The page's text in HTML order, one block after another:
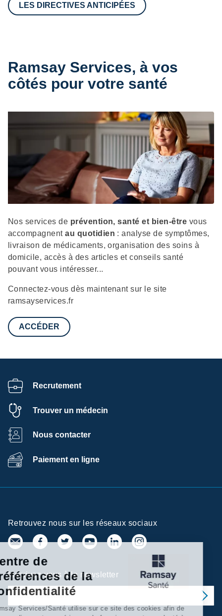
LES DIRECTIVES ANTICIPÉES
Ramsay Services, à vos
côtés pour votre santé
Description
Nos services de prévention, santé et bien-être vous
accompagnentau quotidien : analyse de symptômes,
livraison de médicaments, organisation des soins à
domicile, accès à des articles et conseils santé
pouvant vous intéresser...
Connectez-vous dès maintenant sur le site
ramsayservices.fr
ACCÉDER
Recrutement
Trouver un médecin
Nous contacter
Paiement en ligne
Retrouvez nous sur les réseaux sociaux
Inscrivez-vous à la newsletter
Centre de
préférences de la
confidentialité
Ramsay Services/Santé utilise sur ce site des cookies afin de